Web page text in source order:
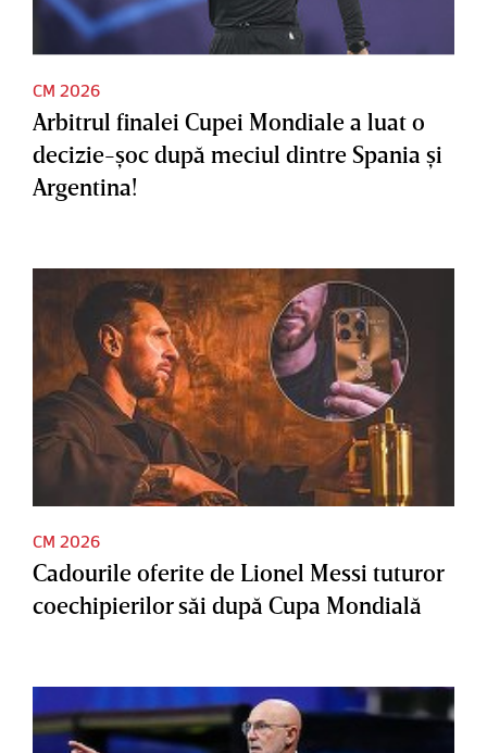
CM 2026
Arbitrul finalei Cupei Mondiale a luat o
decizie-şoc după meciul dintre Spania şi
Argentina!
CM 2026
Cadourile oferite de Lionel Messi tuturor
coechipierilor săi după Cupa Mondială